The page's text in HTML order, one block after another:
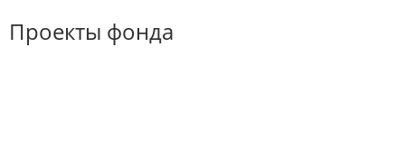
Проекты фонда